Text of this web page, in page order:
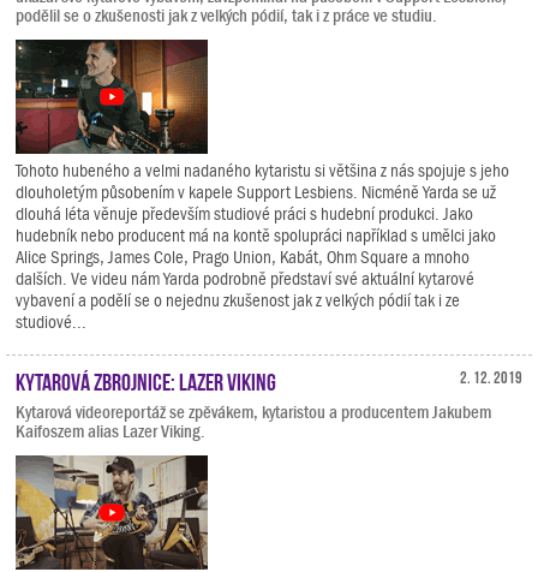
podělil se o zkušenosti jak z velkých pódií, tak i z práce ve studiu.
Tohoto hubeného a velmi nadaného kytaristu si většina z nás spojuje s jeho
dlouholetým působením v kapele Support Lesbiens. Nicméně Yarda se už
dlouhá léta věnuje především studiové práci s hudební produkci. Jako
hudebník nebo producent má na kontě spolupráci například s umělci jako
Alice Springs, James Cole, Prago Union, Kabát, Ohm Square a mnoho
dalších. Ve videu nám Yarda podrobně představí své aktuální kytarové
vybavení a podělí se o nejednu zkušenost jak z velkých pódií tak i ze
studiové...
2. 12. 2019
Kytarová zbrojnice: Lazer Viking
Kytarová videoreportáž se zpěvákem, kytaristou a producentem Jakubem
Kaifoszem alias Lazer Viking.